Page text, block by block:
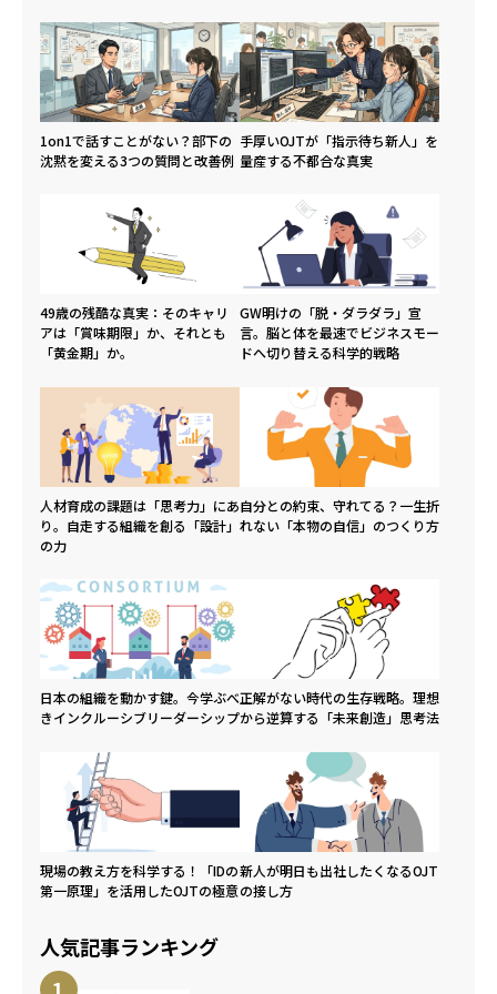
1on1で話すことがない？部下の
沈黙を変える3つの質問と改善例
手厚いOJTが「指示待ち新人」を
量産する不都合な真実
49歳の残酷な真実：そのキャリ
アは「賞味期限」か、それとも
「黄金期」か。
GW明けの「脱・ダラダラ」宣
言。脳と体を最速でビジネスモー
ドへ切り替える科学的戦略
人材育成の課題は「思考力」にあ
り。自走する組織を創る「設計」
の力
自分との約束、守れてる？一生折
れない「本物の自信」のつくり方
日本の組織を動かす鍵。今学ぶべ
きインクルーシブリーダーシップ
正解がない時代の生存戦略。理想
から逆算する「未来創造」思考法
現場の教え方を科学する！「IDの
第一原理」を活用したOJTの極意
新人が明日も出社したくなるOJT
の接し方
人気記事ランキング